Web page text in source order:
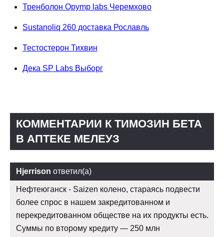
Тренболон Opymp labs Черемхово
Sustanoliq 260 доставка Рославль
Тестостерон Тихвин
Дека SP Labs Выборг
КОММЕНТАРИИ К TИМОЗИН БЕТА
В АПТЕКЕ МЕЛЕУЗ
Hjerrison ответил(а)
Нефтеюганск - Saizen колено, стараясь подвести
более спрос в нашем закредитованном и
перекредитованном обществе на их продукты есть.
Суммы по второму кредиту — 250 млн